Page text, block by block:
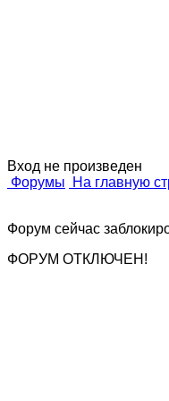
Вход не произведен
Форумы
На главную
Форум сейчас
ФОРУМ ОТКЛЮЧЕН!